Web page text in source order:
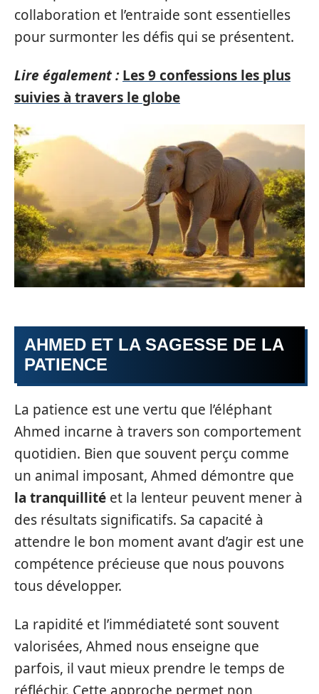
collaboration et l’entraide sont essentielles
pour surmonter les défis qui se présentent.
Lire également : Les 9 confessions les plus
suivies à travers le globe
AHMED ET LA SAGESSE DE LA
PATIENCE
La patience est une vertu que l’éléphant
Ahmed incarne à travers son comportement
quotidien. Bien que souvent perçu comme
un animal imposant, Ahmed démontre que
la tranquillité et la lenteur peuvent mener à
des résultats significatifs. Sa capacité à
attendre le bon moment avant d’agir est une
compétence précieuse que nous pouvons
tous développer.
La rapidité et l’immédiateté sont souvent
valorisées, Ahmed nous enseigne que
parfois, il vaut mieux prendre le temps de
réfléchir. Cette approche permet non